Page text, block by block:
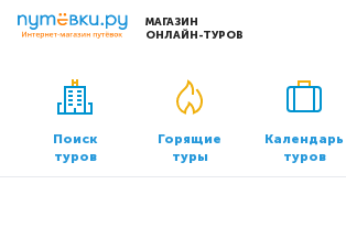
МАГАЗИН
ОНЛАЙН-ТУРОВ
Сервисы
Бронирование отелей
Трансфер
О компании
О нас
Контакты
Поиск
туров
Горящие
туры
Календарь
туров